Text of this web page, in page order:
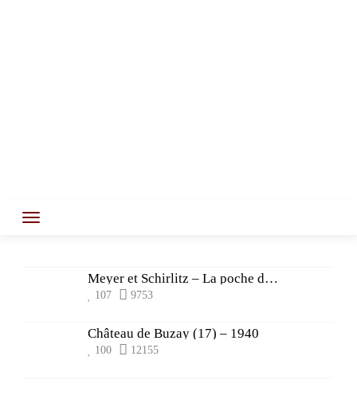
Meyer et Schirlitz – La poche de La Rochelle
107 9753
Château de Buzay (17) – 1940
100 12155